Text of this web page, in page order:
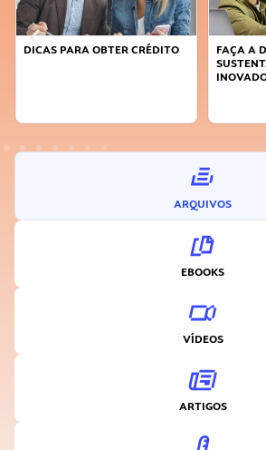
DICAS PARA OBTER CRÉDITO
FAÇA A
ARQUIVOS
EBOOKS
VÍDEOS
ARTIGOS